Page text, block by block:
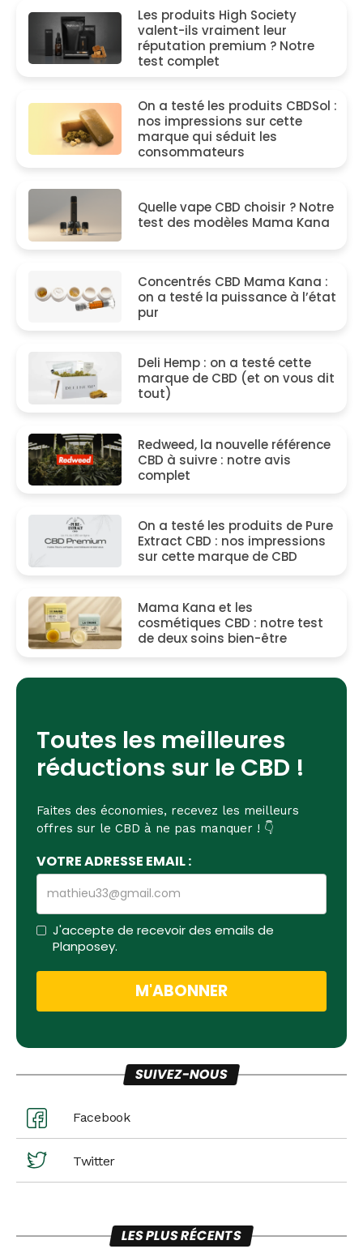
Toutes les meilleures
réductions sur le CBD !
Faites des économies, recevez les meilleurs
offres sur le CBD à ne pas manquer ! 👇
VOTRE ADRESSE EMAIL :
J'accepte de recevoir des emails de
Planposey.
Les produits High Society
valent-ils vraiment leur
réputation premium ? Notre
test complet
On a testé les produits CBDSol :
nos impressions sur cette
marque qui séduit les
consommateurs
Quelle vape CBD choisir ? Notre
test des modèles Mama Kana
Concentrés CBD Mama Kana :
on a testé la puissance à l’état
pur
Deli Hemp : on a testé cette
marque de CBD (et on vous dit
tout)
Redweed, la nouvelle référence
CBD à suivre : notre avis
complet
On a testé les produits de Pure
Extract CBD : nos impressions
sur cette marque de CBD
Mama Kana et les
cosmétiques CBD : notre test
de deux soins bien-être
SUIVEZ-NOUS
Facebook
Twitter
LES PLUS RÉCENTS